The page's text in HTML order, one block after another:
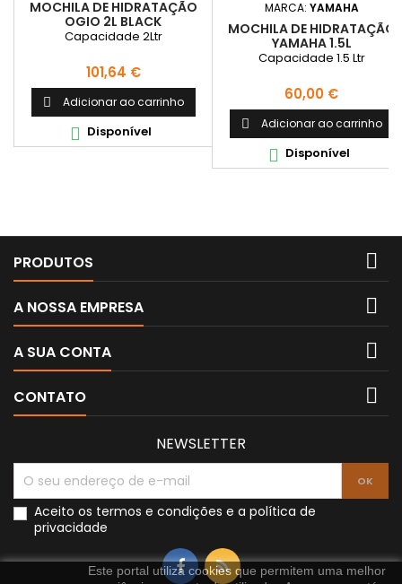
MOCHILA DE HIDRATAÇÃO
OGIO 2L BLACK
Capacidade 2Ltr
Preço
101,64 €
 Adicionar ao carrinho
 Disponível
MARCA: YAMAHA
MOCHILA DE HIDRATAÇÃO
YAMAHA 1.5L
Capacidade 1.5 Ltr
Preço
60,00 €
 Adicionar ao carrinho
 Disponível
PRODUTOS 
A NOSSA EMPRESA 
A SUA CONTA 
CONTATO 
Este portal utiliza cookies que permitem uma melhor
NEWSLETTER
Aceito os termos e condições e a política de
privacidade